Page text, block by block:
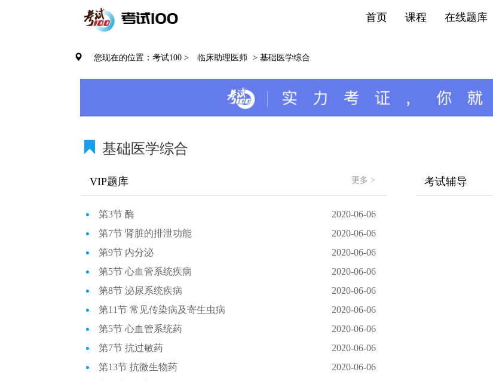
在线题库
课程
首页
您现在的位置：考试100 > 临床助理医师 > 基础医学综合
基础医学综合
VIP题库 更多 >
第3节 酶
2020-06-06
第7节 肾脏的排泄功能
2020-06-06
第9节 内分泌
2020-06-06
第5节 心血管系统疾病
2020-06-06
第8节 泌尿系统疾病
2020-06-06
第11节 常见传染病及寄生虫病
2020-06-06
第5节 心血管系统药
2020-06-06
第7节 抗过敏药
2020-06-06
第13节 抗微生物药
2020-06-06
考试辅导